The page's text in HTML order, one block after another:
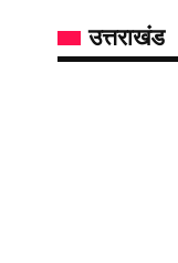
उत्तराखंड